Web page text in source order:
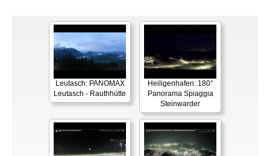
Leutasch: PANOMAX
Leutasch - Rauthhütte
Heiligenhafen: 180°
Panorama Spiaggia
Steinwarder